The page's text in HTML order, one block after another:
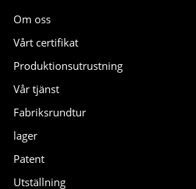
Om oss
Vårt certifikat
Produktionsutrustning
Vår tjänst
Fabriksrundtur
lager
Patent
Utställning